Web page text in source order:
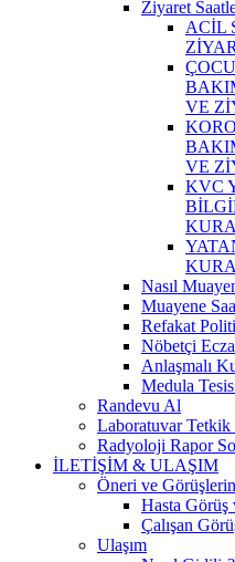
Ziyaret
ACİL
VE
VE
KVC
Nasıl
Muayene
Refakat
Nöbetçi
Anlaşmalı
Medula
Randevu Al
Laboratuvar Tetkik
Radyoloji Rapor
İLETİŞİM & ULAŞIM
Öneri ve
Hasta Görüş
Çalışan
Ulaşım